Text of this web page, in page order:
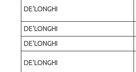
DE'LONGHI
DE'LONGHI
DE'LONGHI
DE'LONGHI